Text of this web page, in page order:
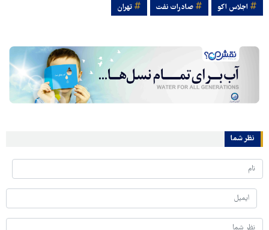
اجلاس اکو صادرات نفت تهران
نظر شما